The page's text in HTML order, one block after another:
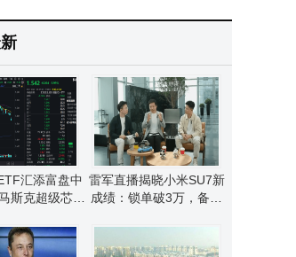
汇添富盘中
斯克超级芯片
何？
雷军直播揭晓小米SU7新
成绩：锁单破3万，备产